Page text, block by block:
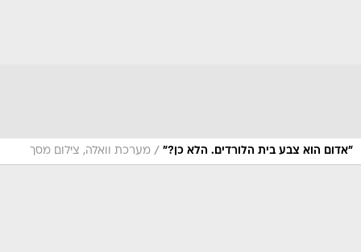
"אדום הוא צבע בית הלורדים. הלא כן?" / מערכת וואלה, צילום מסך